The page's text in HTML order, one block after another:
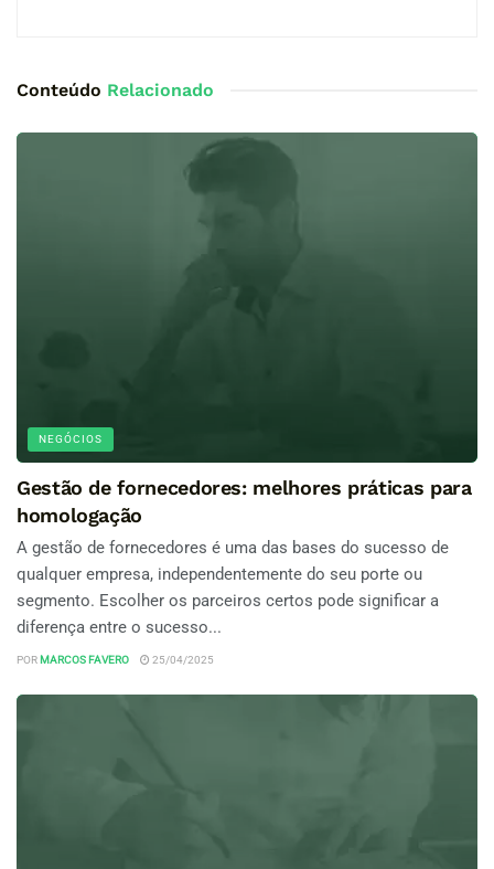
Conteúdo Relacionado
NEGÓCIOS
Gestão de fornecedores: melhores práticas para
homologação
A gestão de fornecedores é uma das bases do sucesso de
qualquer empresa, independentemente do seu porte ou
segmento. Escolher os parceiros certos pode significar a
diferença entre o sucesso...
POR MARCOS FAVERO 25/04/2025